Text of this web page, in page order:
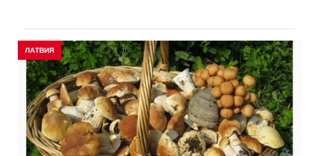
ЛАТВИЯ